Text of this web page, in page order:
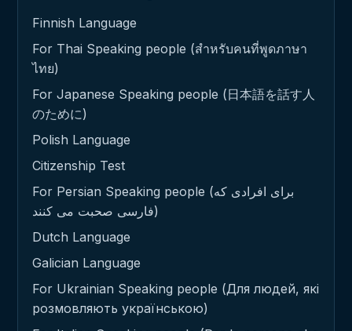
Finnish Language
For Thai Speaking people (สำหรับคนที่พูดภาษา
ไทย)
For Japanese Speaking people (日本語を話す人
のために)
Polish Language
Citizenship Test
For Persian Speaking people (برای افرادی که
فارسی صحبت می کنند)
Dutch Language
Galician Language
For Ukrainian Speaking people (Для людей, які
розмовляють українською)